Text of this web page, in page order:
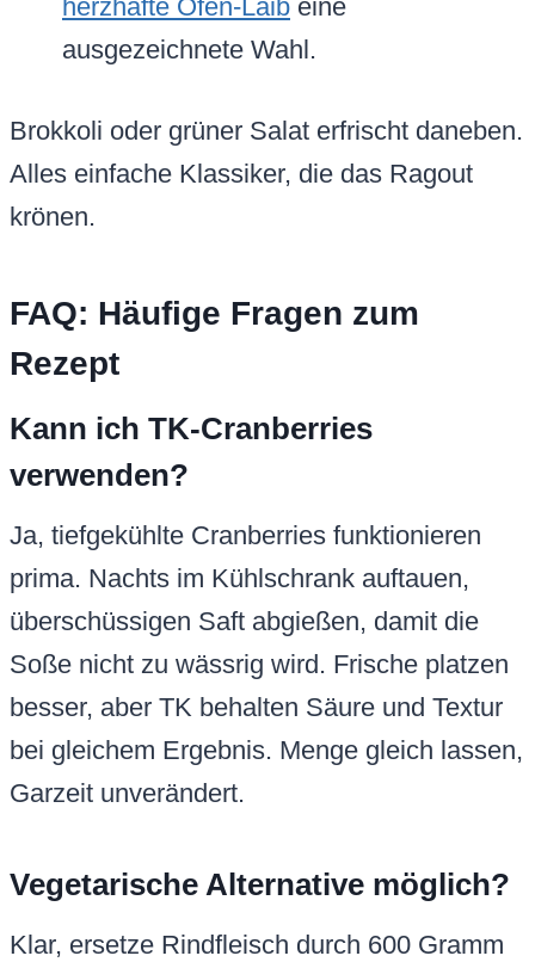
herzhafte Ofen-Laib eine
ausgezeichnete Wahl.
Brokkoli oder grüner Salat erfrischt daneben.
Alles einfache Klassiker, die das Ragout
krönen.
FAQ: Häufige Fragen zum
Rezept
Kann ich TK-Cranberries
verwenden?
Ja, tiefgekühlte Cranberries funktionieren
prima. Nachts im Kühlschrank auftauen,
überschüssigen Saft abgießen, damit die
Soße nicht zu wässrig wird. Frische platzen
besser, aber TK behalten Säure und Textur
bei gleichem Ergebnis. Menge gleich lassen,
Garzeit unverändert.
Vegetarische Alternative möglich?
Klar, ersetze Rindfleisch durch 600 Gramm